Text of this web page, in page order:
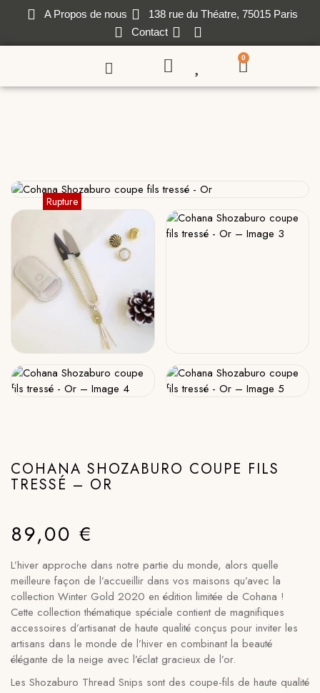
A Propos de nous
138 rue du Théatre, 75015 Paris
Contact
0
COHANA SHOZABURO COUPE FILS
TRESSÉ – OR
89,00 €
L’hiver approche dans notre partie du monde, alors quelle
meilleure façon de l’accueillir dans vos maisons qu’avec la
collection Winter Gold 2020 en édition limitée de Cohana !
Cette collection thématique spéciale contient de magnifiques
accessoires d’artisanat de haute qualité conçus pour inviter les
artisans dans le monde de l’hiver en combinant la beauté
élégante de la neige avec l’éclat gracieux de l’or.
Les Shozaburo Thread Snips sont des coupe-fils de haute qualité